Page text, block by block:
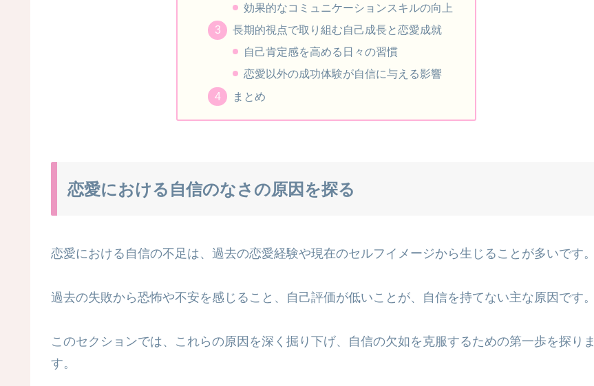
効果的なコミュニケーションスキルの向上
長期的視点で取り組む自己成長と恋愛成就
自己肯定感を高める日々の習慣
恋愛以外の成功体験が自信に与える影響
まとめ
恋愛における自信のなさの原因を探る
恋愛における自信の不足は、過去の恋愛経験や現在のセルフイメージから生じることが多いです。
過去の失敗から恐怖や不安を感じること、自己評価が低いことが、自信を持てない主な原因です。
このセクションでは、これらの原因を深く掘り下げ、自信の欠如を克服するための第一歩を探りま
す。